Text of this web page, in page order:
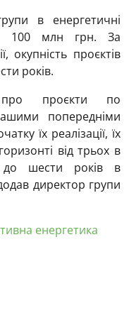
в енергетичні
100 млн грн. За
окупність проєктів
років.
проєкти по
попередніми
їх реалізації, їх
від трьох в
до шести років в
директор групи
енергетика